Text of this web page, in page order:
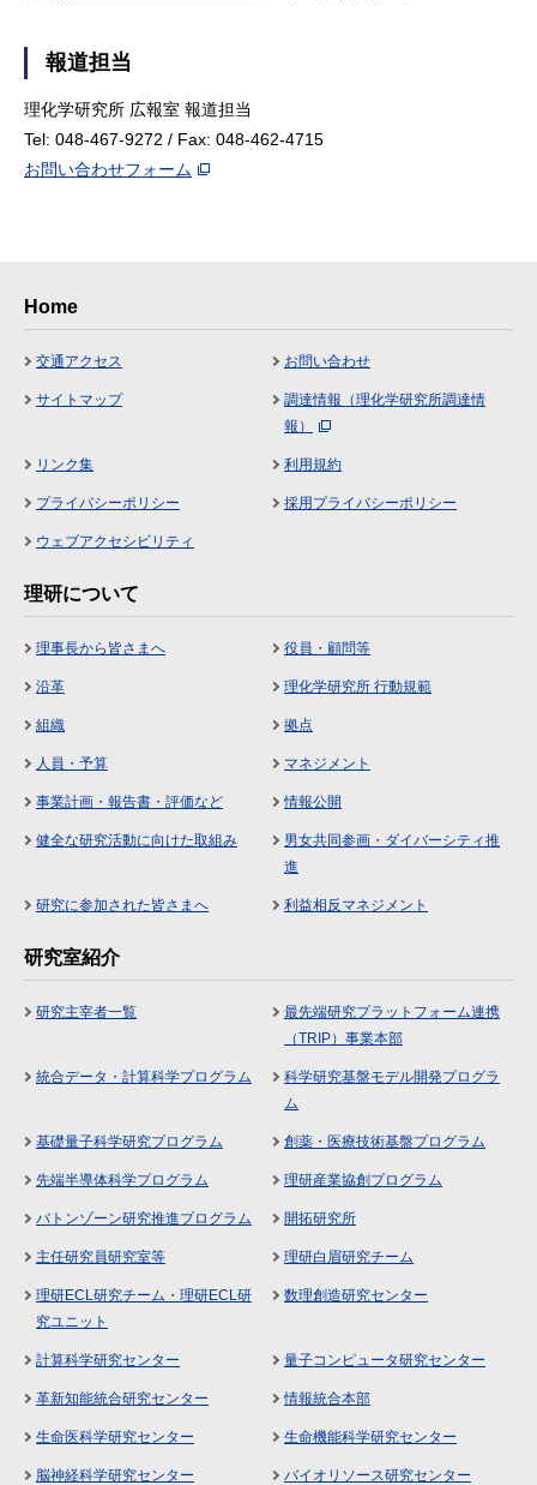
報道担当
理化学研究所 広報室 報道担当
Tel: 048-467-9272 / Fax: 048-462-4715
お問い合わせフォーム
Home
交通アクセス お問い合わせ
サイトマップ
調達情報（理化学研究所調達情
報）
リンク集 利用規約
プライバシーポリシー 採用プライバシーポリシー
ウェブアクセシビリティ
理研について
理事長から皆さまへ 役員・顧問等
沿革 理化学研究所 行動規範
組織 拠点
人員・予算 マネジメント
事業計画・報告書・評価など 情報公開
健全な研究活動に向けた取組み
男女共同参画・ダイバーシティ推
進
研究に参加された皆さまへ 利益相反マネジメント
研究室紹介
研究主宰者一覧
最先端研究プラットフォーム連携
（TRIP）事業本部
統合データ・計算科学プログラム
科学研究基盤モデル開発プログラ
ム
基礎量子科学研究プログラム 創薬・医療技術基盤プログラム
先端半導体科学プログラム 理研産業協創プログラム
バトンゾーン研究推進プログラム 開拓研究所
主任研究員研究室等 理研白眉研究チーム
理研ECL研究チーム・理研ECL研
究ユニット
数理創造研究センター
計算科学研究センター 量子コンピュータ研究センター
革新知能統合研究センター 情報統合本部
生命医科学研究センター 生命機能科学研究センター
脳神経科学研究センター バイオリソース研究センター